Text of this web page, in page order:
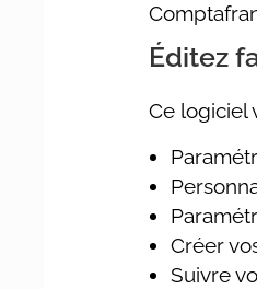
Éditez
Ce logiciel
Créer
Suivre